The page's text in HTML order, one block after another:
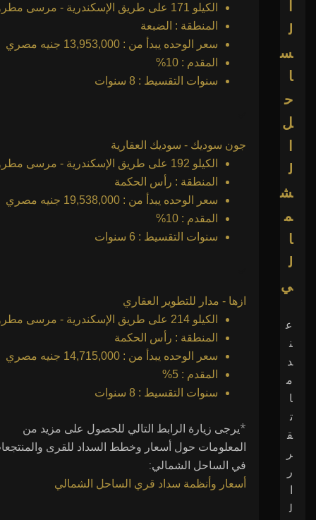
ل
س
ا
ح
ل
ل
ش
م
ا
ل
ي
ع
ن
د
م
ا
ت
ق
ر
ر
ل
الكيلو 171 على طريق الإسكندرية - مرسى مطروح
المنطقة : الضبعة
سعر الوحده يبدأ من : 13,953,000 جنيه مصري
المقدم : 10%
سنوات التقسيط : 8 سنوات
جون سوديك - سوديك العقارية
الكيلو 192 على طريق الإسكندرية - مرسى مطروح
المنطقة : رأس الحكمة
سعر الوحده يبدأ من : 19,538,000 جنيه مصري
المقدم : 10%
سنوات التقسيط : 6 سنوات
ازها - مدار للتطوير العقاري
الكيلو 214 على طريق الإسكندرية - مرسى مطروح
المنطقة : رأس الحكمة
سعر الوحده يبدأ من : 14,715,000 جنيه مصري
المقدم : 5%
سنوات التقسيط : 8 سنوات
*يرجى زيارة الرابط التالي للحصول على مزيد من
المعلومات حول أسعار وخطط السداد للقرى
في الساحل الشمالي:
أسعار وأنظمة سداد قري الساحل الشمالي